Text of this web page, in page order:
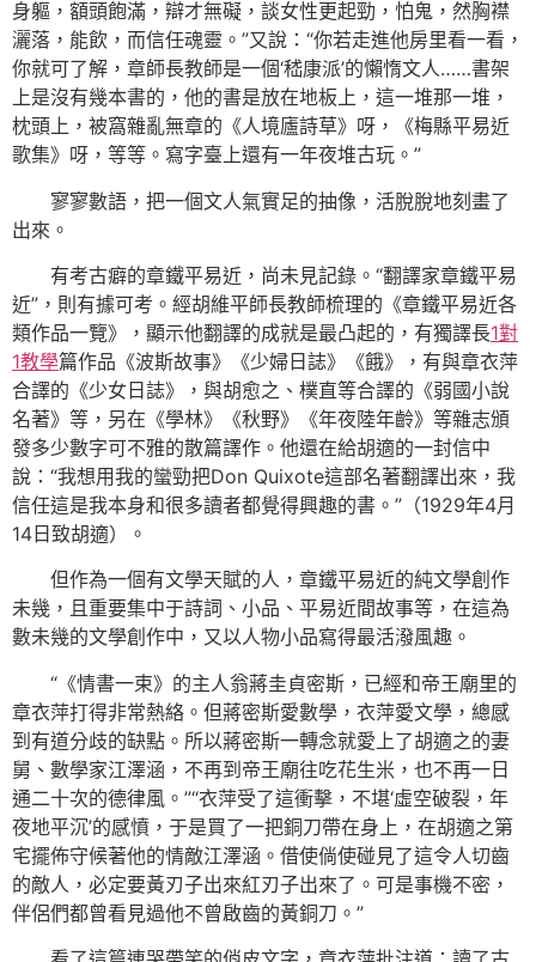
身軀，額頭飽滿，辯才無礙，談女性更起勁，怕鬼，然胸襟
灑落，能飲，而信任魂靈。”又說：“你若走進他房里看一看，
你就可了解，章師長教師是一個‘嵇康派’的懶惰文人……書架
上是沒有幾本書的，他的書是放在地板上，這一堆那一堆，
枕頭上，被窩雜亂無章的《人境廬詩草》呀，《梅縣平易近
歌集》呀，等等。寫字臺上還有一年夜堆古玩。”
寥寥數語，把一個文人氣實足的抽像，活脫脫地刻畫了
出來。
有考古癖的章鐵平易近，尚未見記錄。“翻譯家章鐵平易
近”，則有據可考。經胡維平師長教師梳理的《章鐵平易近各
類作品一覽》，顯示他翻譯的成就是最凸起的，有獨譯長1對
1教學篇作品《波斯故事》《少婦日誌》《餓》，有與章衣萍
合譯的《少女日誌》，與胡愈之、樸直等合譯的《弱國小說
名著》等，另在《學林》《秋野》《年夜陸年齡》等雜志頒
發多少數字可不雅的散篇譯作。他還在給胡適的一封信中
說：“我想用我的蠻勁把Don Quixote這部名著翻譯出來，我
信任這是我本身和很多讀者都覺得興趣的書。”（1929年4月
14日致胡適）。
但作為一個有文學天賦的人，章鐵平易近的純文學創作
未幾，且重要集中于詩詞、小品、平易近間故事等，在這為
數未幾的文學創作中，又以人物小品寫得最活潑風趣。
“《情書一束》的主人翁蔣圭貞密斯，已經和帝王廟里的
章衣萍打得非常熱絡。但蔣密斯愛數學，衣萍愛文學，總感
到有道分歧的缺點。所以蔣密斯一轉念就愛上了胡適之的妻
舅、數學家江澤涵，不再到帝王廟往吃花生米，也不再一日
通二十次的德律風。”“衣萍受了這衝擊，不堪‘虛空破裂，年
夜地平沉’的感憤，于是買了一把銅刀帶在身上，在胡適之第
宅擺佈守候著他的情敵江澤涵。借使倘使碰見了這令人切齒
的敵人，必定要黃刃子出來紅刃子出來了。可是事機不密，
伴侶們都曾看見過他不曾啟齒的黃銅刀。”